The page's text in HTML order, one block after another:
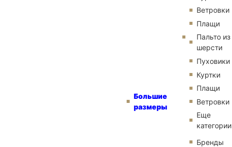
Большие
размеры
Ветровки
Плащи
Пальто из
шерсти
Пуховики
Куртки
Плащи
Ветровки
Еще
категории
Бренды